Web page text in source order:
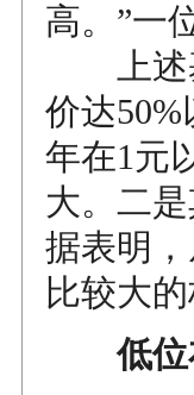
高。”一
上述基
价达
年在1元
大。二
据表明
比较大
低位